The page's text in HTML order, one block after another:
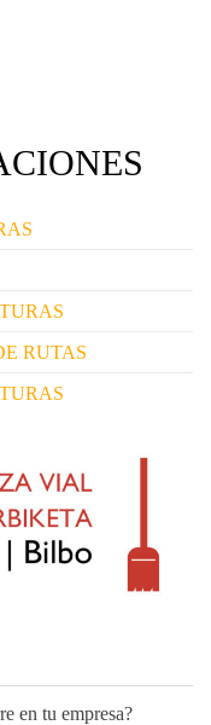
RUTAS
en tu empresa?